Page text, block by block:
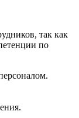
так как
по